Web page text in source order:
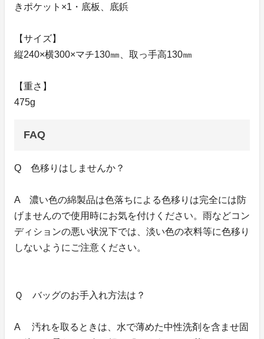
きポケット×1・底板、底鋲
【サイズ】
縦240×横300×マチ130㎜、取っ手高130㎜
【重さ】
475g
FAQ
Q 色移りはしませんか？
A 濃い色の綿製品は色落ちによる色移りは完全には防
げませんので使用時にお気を付けください。雨などコン
ディションの悪い状況下では、淡い色の衣料等に色移り
しないようにご注意ください。
Ｑ バッグのお手入れ方法は？
A 汚れを取るときは、水で薄めた中性洗剤を含ませ固